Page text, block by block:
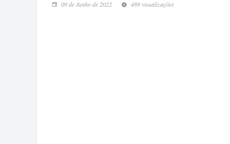
09 de Junho de 2022 489 visualizações